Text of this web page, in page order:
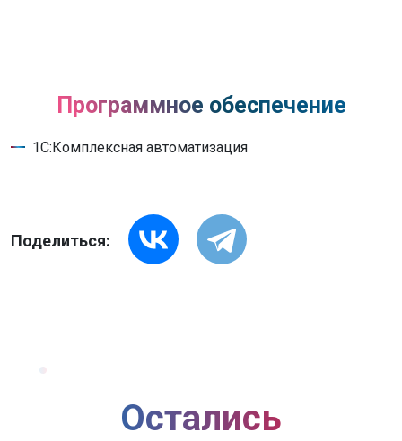
Программное обеспечение
1С:Комплексная автоматизация
Поделиться:
Остались